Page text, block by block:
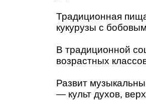
Традиционная
кукурузы с
В традиционной
возрастных
Развит
— культ духов,